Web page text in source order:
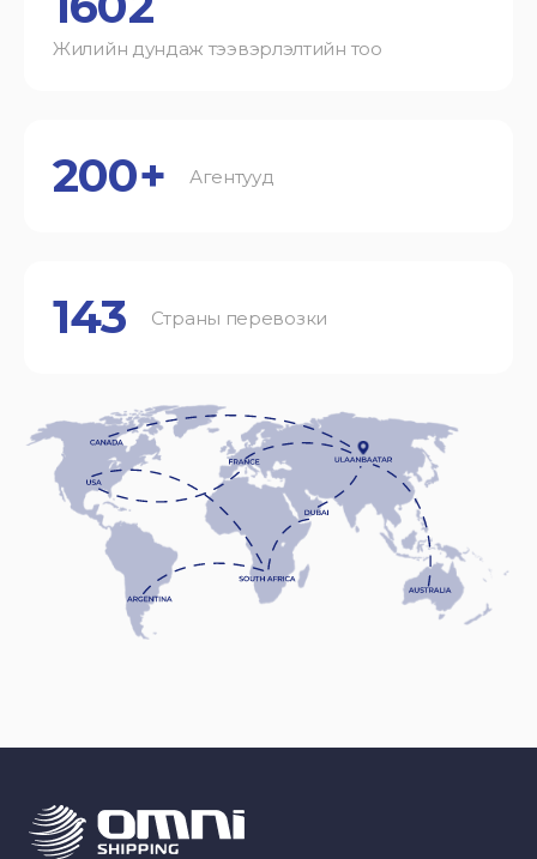
Жилийн дундаж тээвэрлэлтийн тоо
200+ Агентууд
143 Страны перевозки